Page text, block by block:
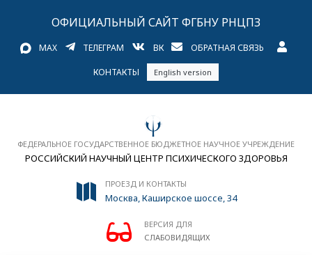
ОФИЦИАЛЬНЫЙ САЙТ ФГБНУ РНЦПЗ
MAX ТЕЛЕГРАМ ВК ОБРАТНАЯ СВЯЗЬ
КОНТАКТЫ English version
ФЕДЕРАЛЬНОЕ ГОСУДАРСТВЕННОЕ БЮДЖЕТНОЕ НАУЧНОЕ УЧРЕЖДЕНИЕ
РОССИЙСКИЙ НАУЧНЫЙ ЦЕНТР ПСИХИЧЕСКОГО ЗДОРОВЬЯ
ПРОЕЗД И КОНТАКТЫ
Москва, Каширское шоссе, 34
ВЕРСИЯ ДЛЯ
СЛАБОВИДЯЩИХ